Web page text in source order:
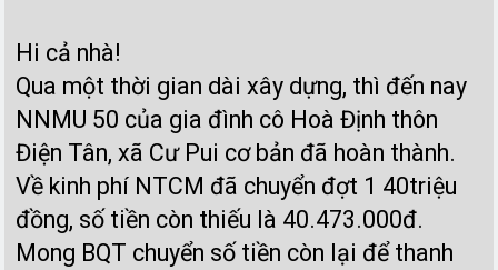
Hi cả nhà!
Qua một thời gian dài xây dựng, thì đến nay
NNMU 50 của gia đình cô Hoà Định thôn
Điện Tân, xã Cư Pui cơ bản đã hoàn thành.
Về kinh phí NTCM đã chuyển đợt 1 40triệu
đồng, số tiền còn thiếu là 40.473.000đ.
Mong BQT chuyển số tiền còn lại để thanh